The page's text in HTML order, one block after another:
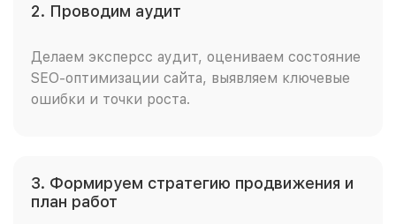
2. Проводим аудит
Делаем эксперсс аудит, оцениваем состояние
SEO-оптимизации сайта, выявляем ключевые
ошибки и точки роста.
3. Формируем стратегию продвижения и
план работ